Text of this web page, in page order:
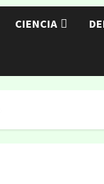
CIENCIA